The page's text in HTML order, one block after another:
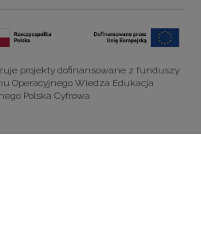
projekty dofinansowane z funduszy
Operacyjnego Wiedza Edukacja
Polska Cyfrowa